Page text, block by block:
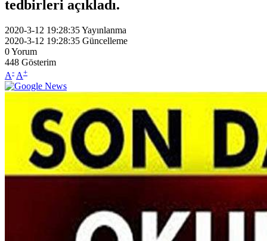
tedbirleri açıkladı.
2020-3-12 19:28:35Yayınlanma
2020-3-12 19:28:35 Güncelleme
0Yorum
448 Gösterim
A- A+